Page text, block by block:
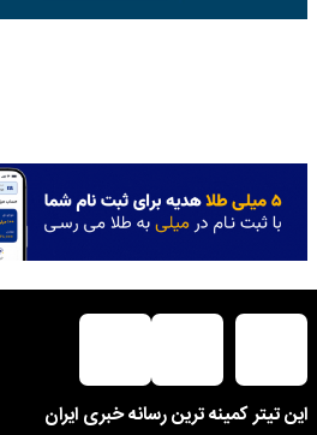
این تیتر کمینه ترین رسانه خبری ایران